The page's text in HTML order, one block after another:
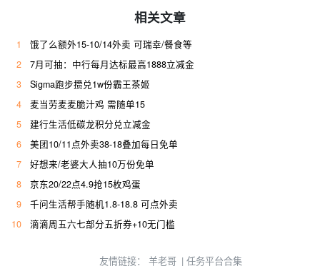
相关文章
1
饿了么额外15-10/14外卖 可瑞幸/餐食等
2
7月可抽：中行每月达标最高1888立减金
3
Sigma跑步攒兑1w份霸王茶姬
4
麦当劳麦麦脆汁鸡 需随单15
5
建行生活低碳龙积分兑立减金
6
美团10/11点外卖38-18叠加每日免单
7
好想来/老婆大人抽10万份免单
8
京东20/22点4.9抢15枚鸡蛋
9
千问生活帮手随机1.8-18.8 可点外卖
10
滴滴周五六七部分五折券+10无门槛
友情链接： 羊老哥 | 任务平台合集